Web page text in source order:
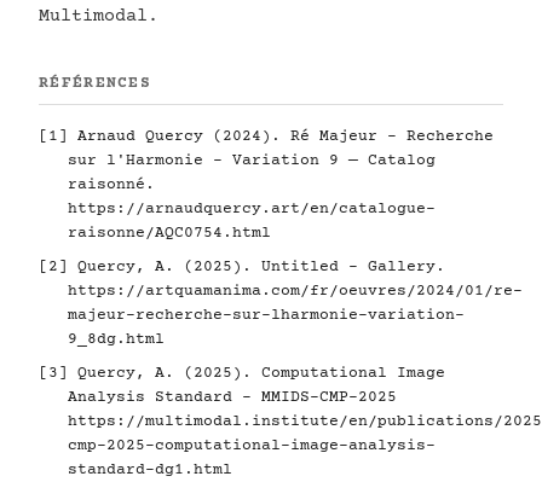
Multimodal.
RÉFÉRENCES
[1] Arnaud Quercy (2024). Ré Majeur - Recherche
sur l'Harmonie - Variation 9 — Catalog
raisonné.
https://arnaudquercy.art/en/catalogue-
raisonne/AQC0754.html
[2] Quercy, A. (2025). Untitled - Gallery.
https://artquamanima.com/fr/oeuvres/2024/01/re-
majeur-recherche-sur-lharmonie-variation-
9_8dg.html
[3] Quercy, A. (2025). Computational Image
Analysis Standard - MMIDS-CMP-2025
https://multimodal.institute/en/publications/2025/
cmp-2025-computational-image-analysis-
standard-dg1.html